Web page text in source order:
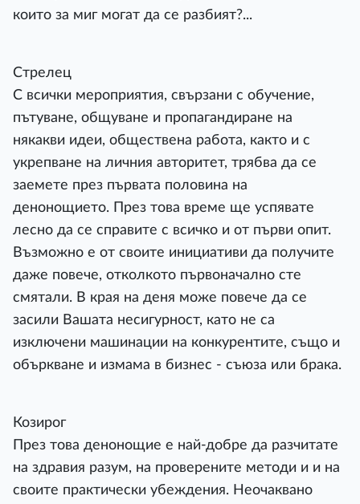
които за миг могат да се разбият?...
Стрелец
С всички мероприятия, свързани с обучение,
пътуване, общуване и пропагандиране на
някакви идеи, обществена работа, както и с
укрепване на личния авторитет, трябва да се
заемете през първата половина на
денонощието. През това време ще успявате
лесно да се справите с всичко и от първи опит.
Възможно е от своите инициативи да получите
даже повече, отколкото първоначално сте
смятали. В края на деня може повече да се
засили Вашата несигурност, като не са
изключени машинации на конкурентите, също и
объркване и измама в бизнес - съюза или брака.
Козирог
През това денонощие е най-добре да разчитате
на здравия разум, на проверените методи и и на
своите практически убеждения. Неочаквано